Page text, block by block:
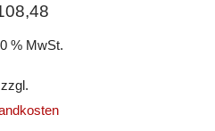
% MwSt.
zzgl.